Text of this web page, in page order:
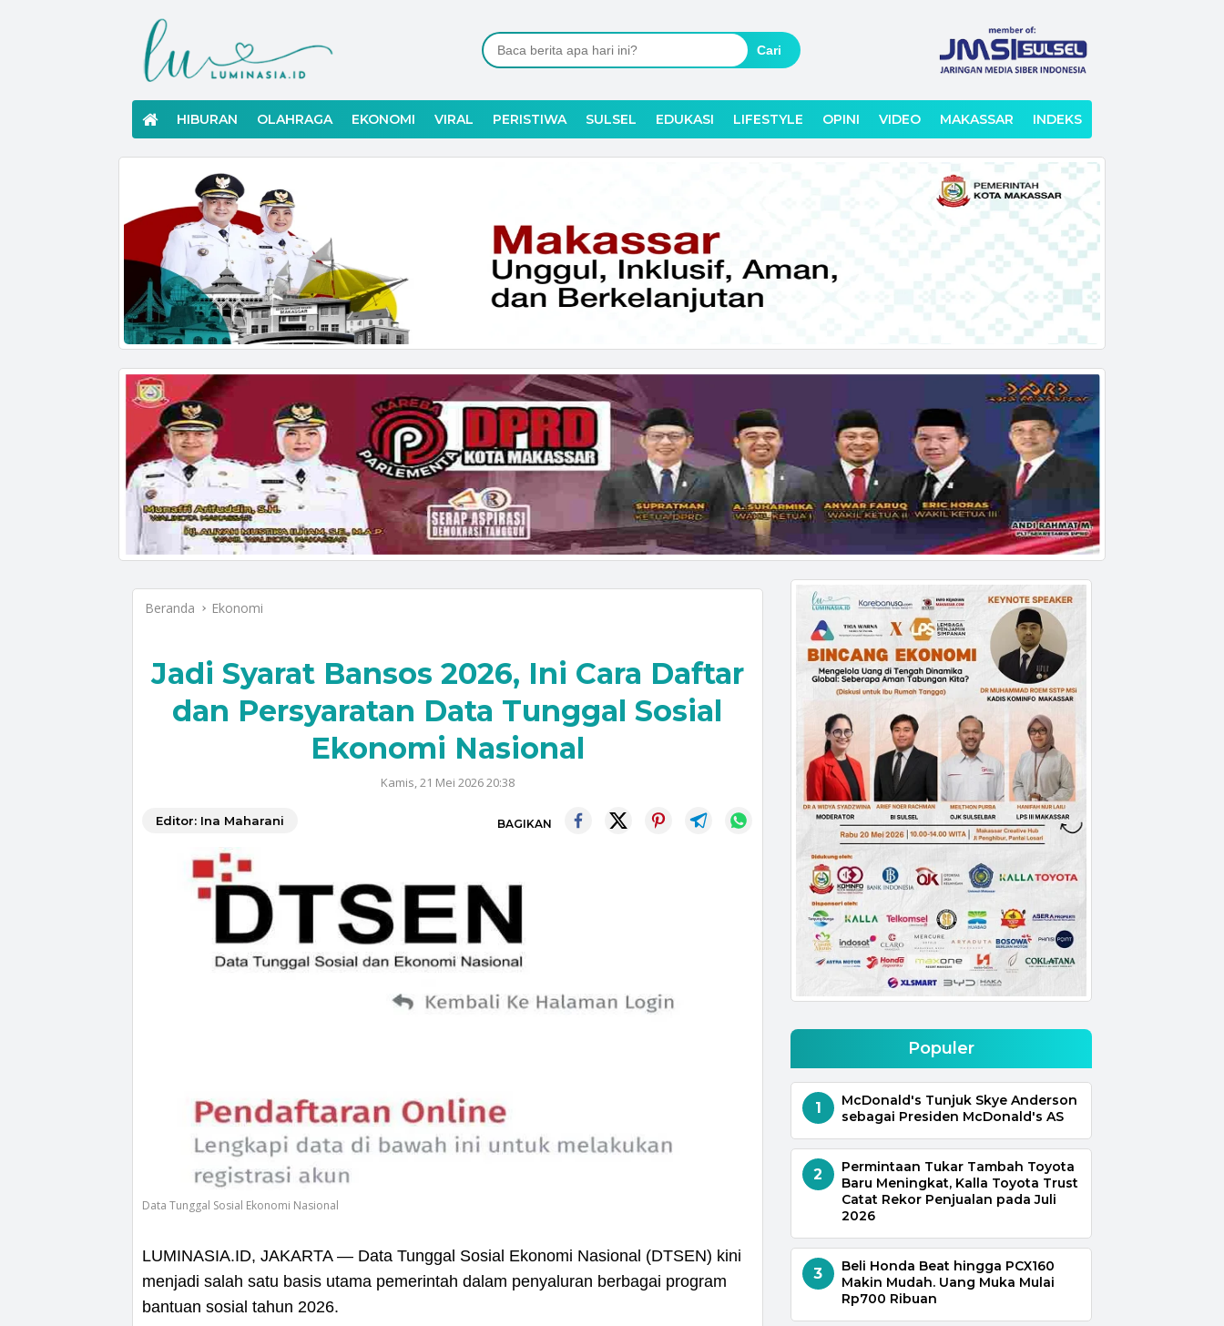
Cari
HIBURAN OLAHRAGA EKONOMI VIRAL PERISTIWA SULSEL EDUKASI LIFESTYLE OPINI VIDEO MAKASSAR INDEKS
Beranda Ekonomi
Jadi Syarat Bansos 2026, Ini Cara Daftar
dan Persyaratan Data Tunggal Sosial
Ekonomi Nasional
Kamis, 21 Mei 2026 20:38
Editor: Ina Maharani BAGIKAN
Data Tunggal Sosial Ekonomi Nasional
LUMINASIA.ID, JAKARTA — Data Tunggal Sosial Ekonomi Nasional (DTSEN) kini
menjadi salah satu basis utama pemerintah dalam penyaluran berbagai program
bantuan sosial tahun 2026.
Populer
1
McDonald's Tunjuk Skye Anderson
sebagai Presiden McDonald's AS
2
Permintaan Tukar Tambah Toyota
Baru Meningkat, Kalla Toyota Trust
Catat Rekor Penjualan pada Juli
2026
3
Beli Honda Beat hingga PCX160
Makin Mudah. Uang Muka Mulai
Rp700 Ribuan